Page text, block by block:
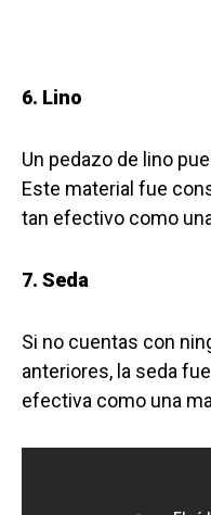
6. Lino
Un pedazo de lino
Este material fue
tan efectivo como
7. Seda
Si no cuentas con
anteriores, la seda
efectiva como una